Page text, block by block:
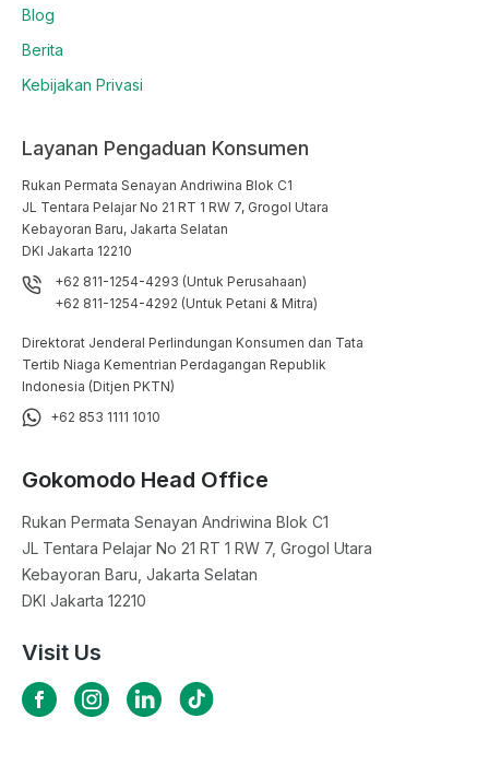
Blog
Berita
Kebijakan Privasi
Layanan Pengaduan Konsumen
Rukan Permata Senayan Andriwina Blok C1
JL Tentara Pelajar No 21 RT 1 RW 7, Grogol Utara
Kebayoran Baru, Jakarta Selatan
DKI Jakarta 12210
+62 811-1254-4293 (Untuk Perusahaan)
+62 811-1254-4292 (Untuk Petani & Mitra)
Direktorat Jenderal Perlindungan Konsumen dan Tata
Tertib Niaga Kementrian Perdagangan Republik
Indonesia (Ditjen PKTN)
+62 853 1111 1010
Gokomodo Head Office
Rukan Permata Senayan Andriwina Blok C1
JL Tentara Pelajar No 21 RT 1 RW 7, Grogol Utara
Kebayoran Baru, Jakarta Selatan
DKI Jakarta 12210
Visit Us